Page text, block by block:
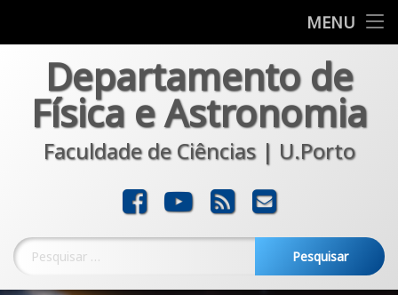
MENU
Formação
Investigação
Comunicação
Noticias
Departamento de
Física e Astronomia
Faculdade de Ciências | U.Porto
FacebookYouTube
RSS E-mail
Pesquisar por: